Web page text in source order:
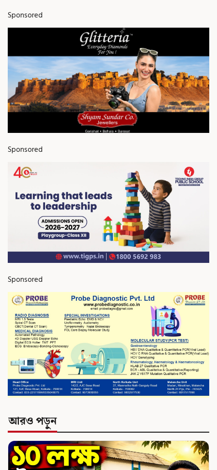
Sponsored
Sponsored
Sponsored
আরও পড়ুন